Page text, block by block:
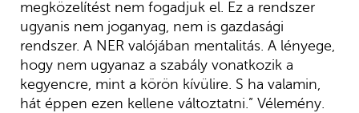
megközelítést nem fogadjuk el. Ez a rendszer
ugyanis nem joganyag, nem is gazdasági
rendszer. A NER valójában mentalitás. A lényege,
hogy nem ugyanaz a szabály vonatkozik a
kegyencre, mint a körön kívülire. S ha valamin,
hát éppen ezen kellene változtatni.” Vélemény.